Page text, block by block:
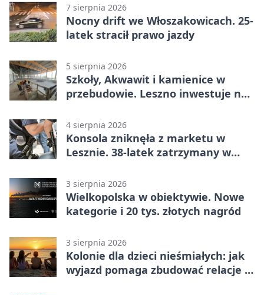
7 sierpnia 2026
Nocny drift we Włoszakowicach. 25-
latek stracił prawo jazdy
5 sierpnia 2026
Szkoły, Akwawit i kamienice w
przebudowie. Leszno inwestuje na
4 sierpnia 2026
Konsola zniknęła z marketu w
Lesznie. 38-latek zatrzymany w
3 sierpnia 2026
Wielkopolska w obiektywie. Nowe
kategorie i 20 tys. złotych nagród
3 sierpnia 2026
Kolonie dla dzieci nieśmiałych: jak
wyjazd pomaga zbudować relacje z